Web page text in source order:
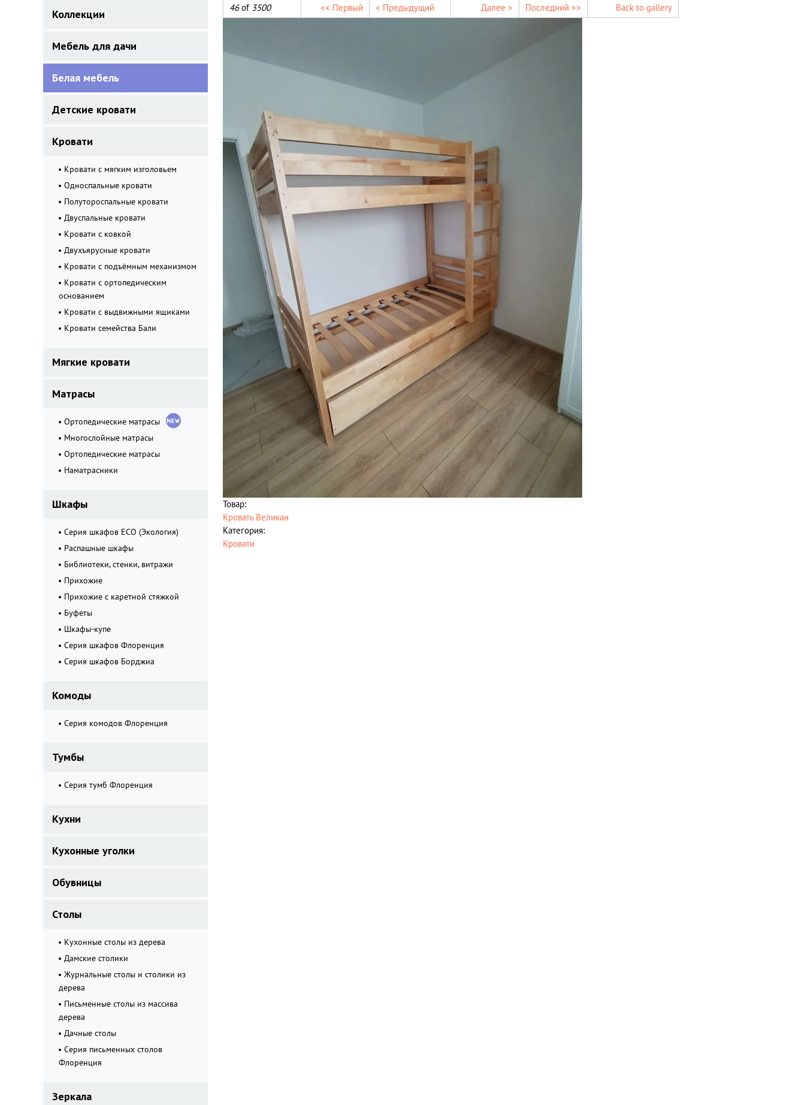
Коллекции
Мебель для дачи
Белая мебель
Детские кровати
Кровати
Кровати с мягким изголовьем
Односпальные кровати
Полутороспальные кровати
Двуспальные кровати
Кровати с ковкой
Двухъярусные кровати
Кровати с подъёмным механизмом
Кровати с ортопедическим
основанием
Кровати с выдвижными ящиками
Кровати семейства Бали
Мягкие кровати
Матрасы
Ортопедические матрасы
Многослойные матрасы
Ортопедические матрасы
Наматрасники
Шкафы
Серия шкафов ECO (Экология)
Распашные шкафы
Библиотеки, стенки, витражи
Прихожие
Прихожие с каретной стяжкой
Буфеты
Шкафы-купе
Серия шкафов Флоренция
Серия шкафов Борджиа
Комоды
Серия комодов Флоренция
Тумбы
Серия тумб Флоренция
Кухни
Кухонные уголки
Обувницы
Столы
Кухонные столы из дерева
Дамские столики
Журнальные столы и столики из
дерева
Письменные столы из массива
дерева
Дачные столы
Серия письменных столов
Флоренция
Зеркала
46of 3500 << Первый < Предыдущий Далее > Последний >> Back to gallery
Товар:
Кровать Великан
Категория:
Кровати